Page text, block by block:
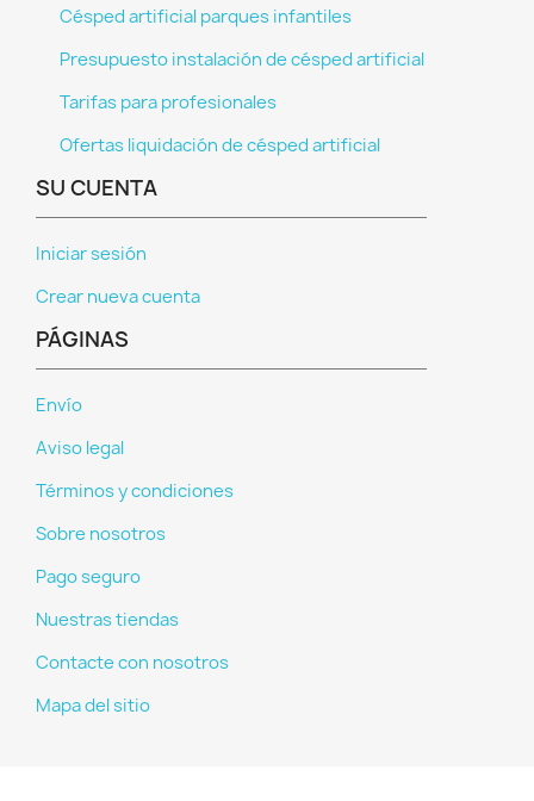
Césped artificial parques infantiles
Presupuesto instalación de césped artificial
Tarifas para profesionales
Ofertas liquidación de césped artificial
SU CUENTA
Iniciar sesión
Crear nueva cuenta
PÁGINAS
Envío
Aviso legal
Términos y condiciones
Sobre nosotros
Pago seguro
Nuestras tiendas
Contacte con nosotros
Mapa del sitio